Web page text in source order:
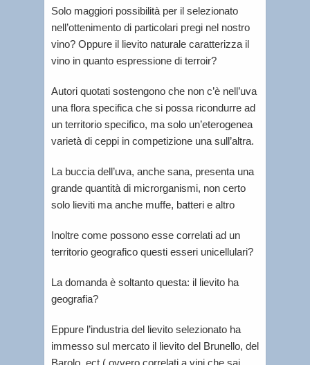
Solo maggiori possibilità per il selezionato
nell’ottenimento di particolari pregi nel nostro
vino? Oppure il lievito naturale caratterizza il
vino in quanto espressione di terroir?
Autori quotati sostengono che non c’è nell’uva
una flora specifica che si possa ricondurre ad
un territorio specifico, ma solo un’eterogenea
varietà di ceppi in competizione una sull’altra.
La buccia dell’uva, anche sana, presenta una
grande quantità di microrganismi, non certo
solo lieviti ma anche muffe, batteri e altro
Inoltre come possono esse correlati ad un
territorio geografico questi esseri unicellulari?
La domanda è soltanto questa: il lievito ha
geografia?
Eppure l’industria del lievito selezionato ha
immesso sul mercato il lievito del Brunello, del
Barolo, ect.( ovvero correlati a vini che sai